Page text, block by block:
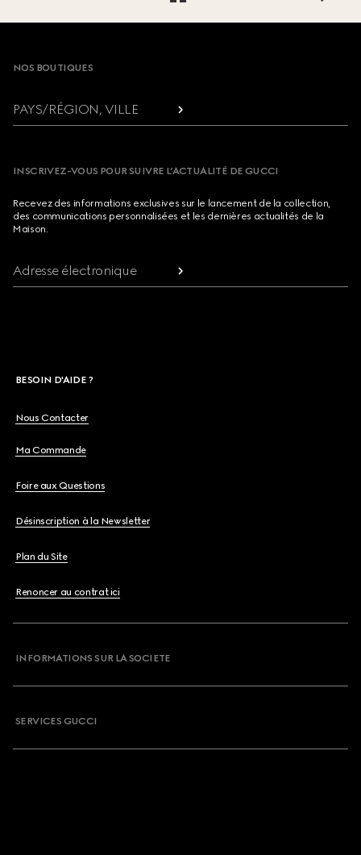
NOS BOUTIQUES
PAYS/RÉGION, VILLE
INSCRIVEZ-VOUS POUR SUIVRE L’ACTUALITÉ DE GUCCI
Recevez des informations exclusives sur le lancement de la collection,
des communications personnalisées et les dernières actualités de la
Maison.
Adresse électronique
BESOIN D'AIDE ?
Nous Contacter
Ma Commande
Foire aux Questions
Désinscription à la Newsletter
Plan du Site
Renoncer au contrat ici
INFORMATIONS SUR LA SOCIETE
SERVICES GUCCI